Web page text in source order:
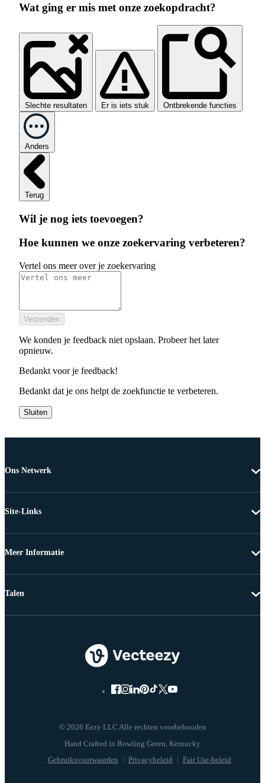
Wat ging er mis met onze zoekopdracht?
Slechte resultaten Er is iets stuk Ontbrekende functies
Anders
Terug
Wil je nog iets toevoegen?
Hoe kunnen we onze zoekervaring verbeteren?
Vertel ons meer over je zoekervaring
Verzenden
We konden je feedback niet opslaan. Probeer het later
opnieuw.
Bedankt voor je feedback!
Bedankt dat je ons helpt de zoekfunctie te verbeteren.
Sluiten
Ons Netwerk
Site-Links
Meer Informatie
© 2026 Eezy LLC Alle rechten voorbehouden
Gebruiksvoorwaarden Privacybeleid Fair Use-beleid
Talen